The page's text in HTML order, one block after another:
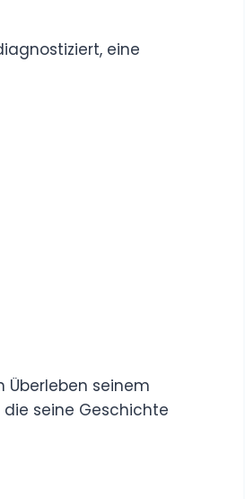
eine
Überleben seinem
die seine Geschichte